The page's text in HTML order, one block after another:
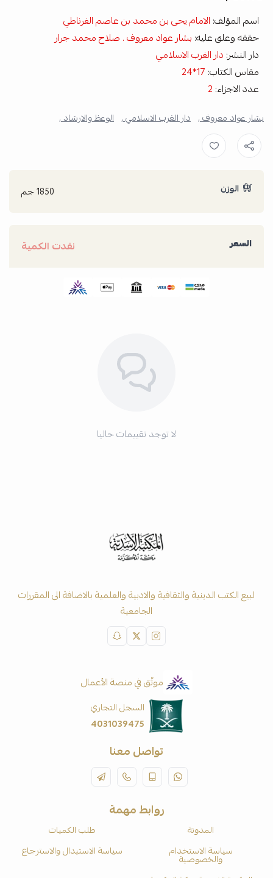
اسم المؤلف: الامام يحى بن محمد بن عاصم الغرناطي
حققه وعلق عليه: بشار عواد معروف . صلاح محمد جرار
دار النشر: دار الغرب الاسلامي
مقاس الكتاب: 17*24
عدد الاجزاء: 2
بشار عواد معروف , دار الغرب الاسلامي , الوعظ والارشاد ,
الوزن 1850 جم
السعر نفدت الكمية
لا توجد تقييمات حاليا
لبيع الكتب الدينية والثقافية والادبية والعلمية بالاضافة الى المقررات
الجامعية
موثّق في منصة الأعمال
السجل التجاري
4031039475
تواصل معنا
روابط مهمة
المدونة
طلب الكميات
سياسة الاستخدام
والخصوصية
سياسة الاستبدال والاسترجاع